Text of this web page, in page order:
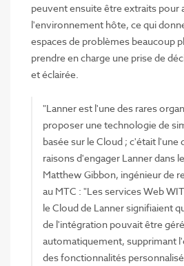
peuvent ensuite être extraits pour
l'environnement hôte, ce qui
espaces de problèmes beaucoup
prendre en charge une prise de
et éclairée.
"Lanner est l'une des rares
proposer une technologie de
basée sur le Cloud ; c'était l'une
raisons d'engager Lanner dans
Matthew Gibbon, ingénieur de
au MTC : "Les services Web
le Cloud de Lanner signifiaient
de l'intégration pouvait être
automatiquement, supprimant
des fonctionnalités